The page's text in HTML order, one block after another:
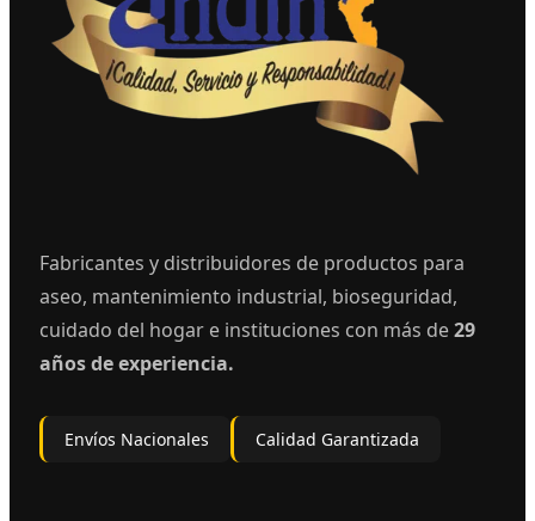
Fabricantes y distribuidores de productos para
aseo, mantenimiento industrial, bioseguridad,
cuidado del hogar e instituciones con más de29
años de experiencia.
Envíos Nacionales Calidad Garantizada